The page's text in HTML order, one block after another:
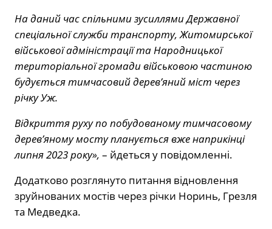
На даний час спільними зусиллями Державної
спеціальної служби транспорту, Житомирської
військової адміністрації та Народницької
територіальної громади військовою частиною
будується тимчасовий дерев’яний міст через
річку Уж.
Відкриття руху по побудованому тимчасовому
дерев’яному мосту планується вже наприкінці
липня 2023 року», – йдеться у повідомленні.
Додатково розглянуто питання відновлення
зруйнованих мостів через річки Норинь, Грезля
та Медведка.